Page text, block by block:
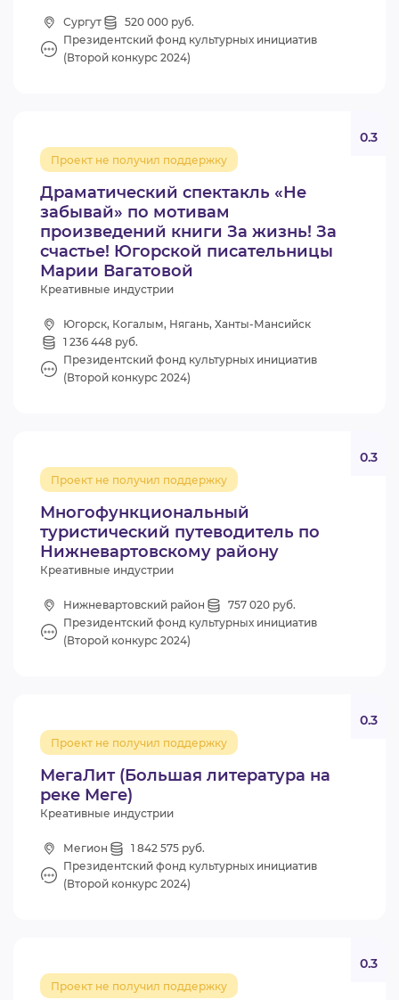
Сургут
520 000 руб.
Президентский фонд культурных инициатив
(Второй конкурс 2024)
Драматический спектакль «Не
забывай» по мотивам
произведений книги За жизнь! За
счастье! Югорской писательницы
Марии Вагатовой
Проект не получил поддержку
0.3
Креативные индустрии
Югорск, Когалым, Нягань, Ханты-Мансийск
1 236 448 руб.
Президентский фонд культурных инициатив
(Второй конкурс 2024)
Многофункциональный
туристический путеводитель по
Нижневартовскому району
Проект не получил поддержку
0.3
Креативные индустрии
Нижневартовский район
757 020 руб.
Президентский фонд культурных инициатив
(Второй конкурс 2024)
МегаЛит (Большая литература на
реке Меге)
Проект не получил поддержку
0.3
Креативные индустрии
Мегион
1 842 575 руб.
Президентский фонд культурных инициатив
(Второй конкурс 2024)
Проект не получил поддержку
0.3